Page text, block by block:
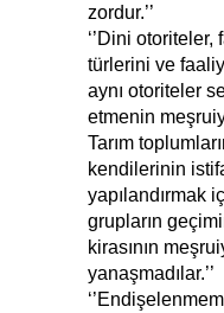
zordur.’’
‘’Dini otoriteler,
türlerini ve
aynı otoriteler
etmenin
Tarım
kendilerinin
yapılandırmak
grupların
kirasının
yanaşmadılar.’’